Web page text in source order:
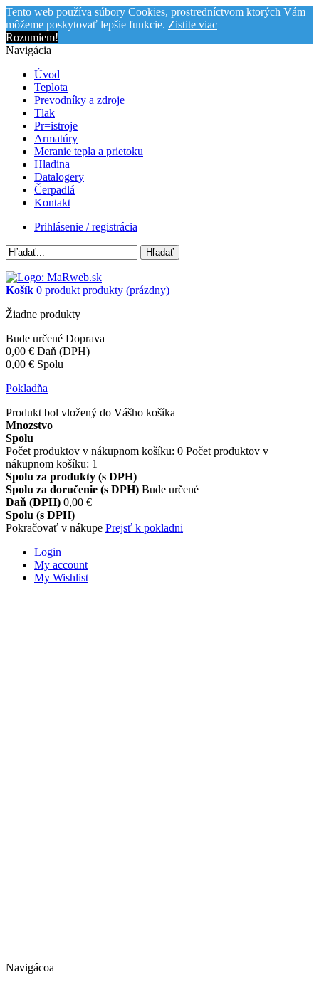
Tento web používa súbory Cookies, prostredníctvom ktorých Vám
môžeme poskytovať lepšie funkcie. Zistite viac
Rozumiem!
Navigácia
Úvod
Teplota
Prevodníky a zdroje
Tlak
Pr=istroje
Armatúry
Meranie tepla a prietoku
Hladina
Datalogery
Čerpadlá
Kontakt
Prihlásenie / registrácia
Hľadať
Košík 0 produkt produkty (prázdny)
Žiadne produkty
Bude určené Doprava
0,00 € Daň (DPH)
0,00 € Spolu
Pokladňa
Produkt bol vložený do Vášho košíka
Mnozstvo
Spolu
Počet produktov v nákupnom košíku: 0 Počet produktov v
nákupnom košíku: 1
Spolu za produkty (s DPH)
Spolu za doručenie (s DPH) Bude určené
Daň (DPH) 0,00 €
Spolu (s DPH)
Pokračovať v nákupe Prejsť k pokladni
Login
My account
My Wishlist
Navigácoa